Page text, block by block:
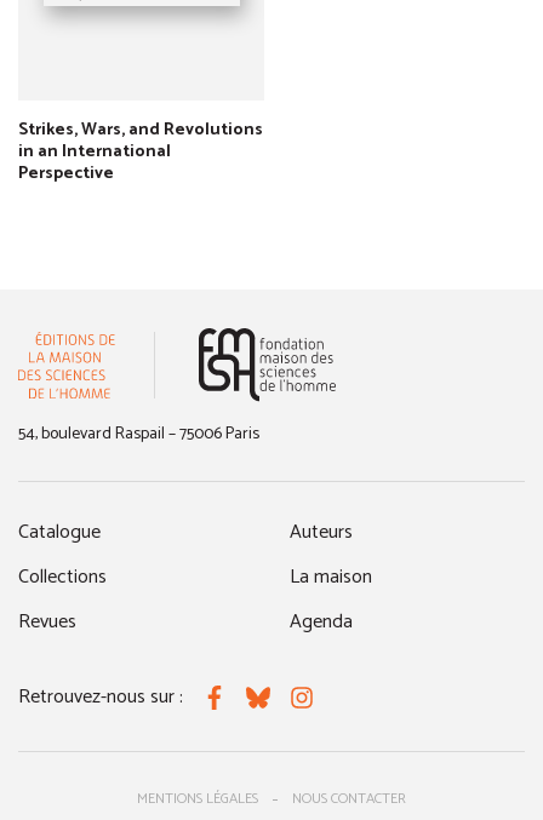
Strikes, Wars, and Revolutions
in an International
Perspective
54, boulevard Raspail – 75006 Paris
Catalogue
Collections
Revues
Auteurs
La maison
Agenda
Retrouvez-nous sur : FacebookBlueskyInstagram
MENTIONS LÉGALES NOUS CONTACTER